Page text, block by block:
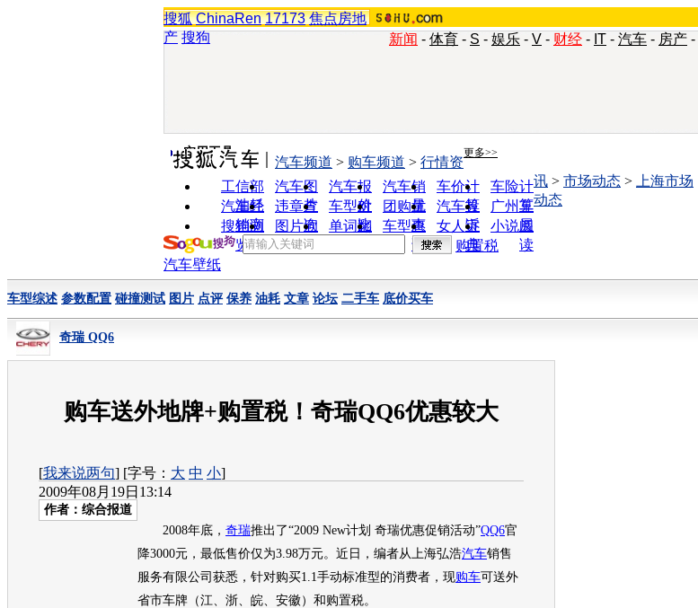
搜狐 ChinaRen 17173 焦点房地
产 搜狗 新闻 - 体育 - S - 娱乐 - V - 财经 - IT - 汽车 - 房产 -
实用工具 更多>>
工信部
油耗
汽车图
片
汽车报
价
汽车销
量
车价计
算
车险计
算
汽车经
销商
违章查
询
车型对
比
团购优
惠
汽车投
诉
广州车
展
搜狗浏
览器
图片欣
赏
单词翻
车型查
询
女人宝
典
小说阅
读
汽车频道 > 购车频道 > 行情资
讯 > 市场动态 >
上海市场
动态
购置税
汽车壁纸
车型综述 参数配置 碰撞测试 图片 点评 保养 油耗 文章 论坛 二手车 底价买车
奇瑞 QQ6
购车送外地牌+购置税！奇瑞QQ6优惠较大
[我来说两句] [字号： 大 中 小]
2009年08月19日13:14
作者：综合报道
2008年底， 奇瑞推出了“2009 New计划 奇瑞优惠促销活动”QQ6官
降3000元，最低售价仅为3.98万元。近日，编者从上海弘浩汽车销售
服务有限公司获悉，针对购买1.1手动标准型的消费者，现购车可送外
省市车牌（江、浙、皖、安徽）和购置税。